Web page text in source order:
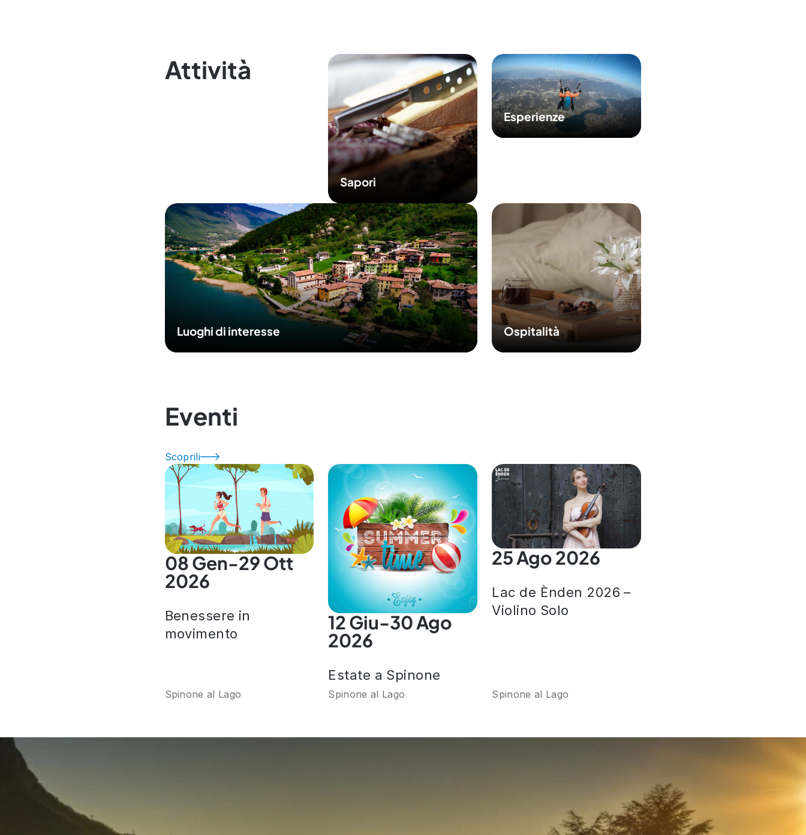
Attività
Sapori
Esperienze
Luoghi di interesse Ospitalità
Eventi
Scoprili
08 Gen-29 Ott
2026
Benessere in
movimento
Spinone al Lago
12 Giu-30 Ago
2026
Estate a Spinone
Spinone al Lago
25 Ago 2026
Lac de Ènden 2026 –
Violino Solo
Spinone al Lago